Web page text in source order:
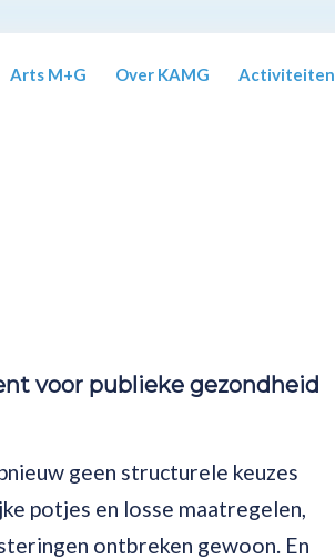
Arts M+G Over KAMG Activiteiten
voor publieke gezondheid
geen structurele keuzes
potjes en losse maatregelen,
ontbreken gewoon. En